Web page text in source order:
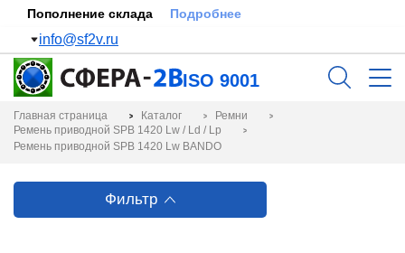
Пополнение склада Подробнее
info@sf2v.ru
ISO 9001
Главная страница Каталог
Ремни
Ремень приводной SPB 1420 Lw / Ld / Lp
Ремень приводной SPB 1420 Lw BANDO
Фильтр